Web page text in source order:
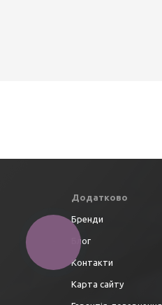
Додатково
Бренди
Блог
Контакти
Карта сайту